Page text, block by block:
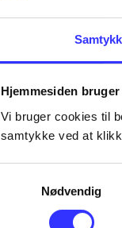
Hjemmesiden
Vi bruger cookies til
samtykke ved at
Nødvendig
...
...